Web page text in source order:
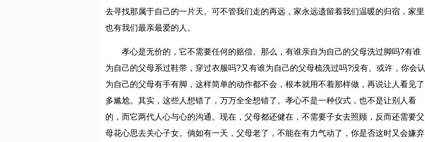
去寻找那属于自己的一片天。可不管我们走的再远，家永远遗留着我们温暖的归宿，家里
也有我们最亲最爱的人。
孝心是无价的，它不需要任何的赔偿。那么，有谁亲自为自己的父母洗过脚吗?有谁
为自己的父母系过鞋带，穿过衣服吗?又有谁为自己的父母梳洗过吗?没有。或许，你会认
为自己的父母有手有脚，这样简单的动作都不会，根本就用不着那样做，再说让人看见了
多尴尬。其实，这些人想错了，万万全全想错了。孝心不是一种仪式，也不是让别人看
的，而它两代人心与心的沟通。现在，父母都还健在，不需要子女去照顾，反而还需要父
母花心思去关心子女。倘如有一天，父母老了，不能在有力气动了，你是否这时又会嫌弃